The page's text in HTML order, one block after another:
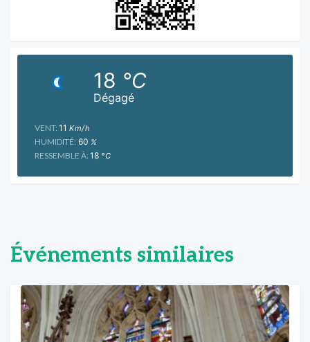
Dégagé
18 °C
VENT: 11 Km/h
HUMIDITÉ: 60 %
RESSEMBLE À: 18 °C
Événements similaires